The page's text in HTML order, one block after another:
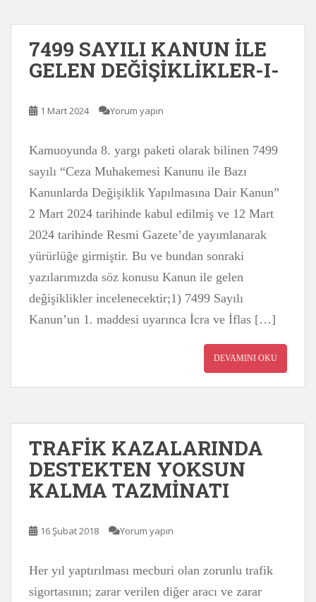
7499 SAYILI KANUN İLE
GELEN DEĞİŞİKLİKLER-I-
1 Mart 2024 Yorum yapın
Kamuoyunda 8. yargı paketi olarak bilinen 7499
sayılı “Ceza Muhakemesi Kanunu ile Bazı
Kanunlarda Değişiklik Yapılmasına Dair Kanun”
2 Mart 2024 tarihinde kabul edilmiş ve 12 Mart
2024 tarihinde Resmi Gazete’de yayımlanarak
yürürlüğe girmiştir. Bu ve bundan sonraki
yazılarımızda söz konusu Kanun ile gelen
değişiklikler incelenecektir;1) 7499 Sayılı
Kanun’un 1. maddesi uyarınca İcra ve İflas […]
DEVAMINI OKU
TRAFİK KAZALARINDA
DESTEKTEN YOKSUN
KALMA TAZMİNATI
16 Şubat 2018 Yorum yapın
Her yıl yaptırılması mecburi olan zorunlu trafik
sigortasının; zarar verilen diğer aracı ve zarar